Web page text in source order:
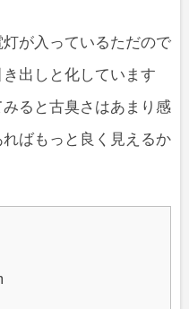
が入っているただので
出しと化しています
ると古臭さはあまり感
ばもっと良く見えるか